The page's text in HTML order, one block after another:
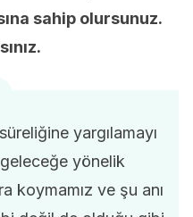
sahip olursunuz.
yargılamayı
geleceğe yönelik
koymamız ve şu anı